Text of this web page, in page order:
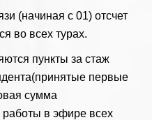
(начиная с 01) отсчет
во всех турах.
пункты за стаж
первые
сумма
работы в эфире всех